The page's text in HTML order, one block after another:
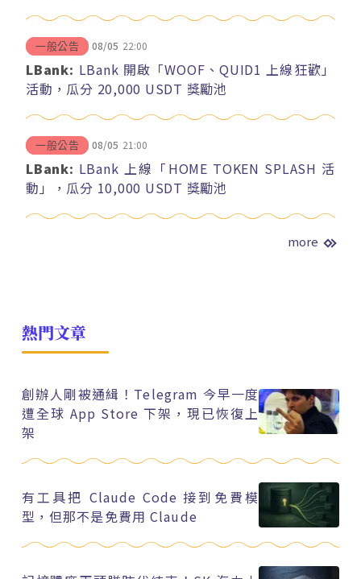
一般公告 08/05 22:00
LBank: LBank 開啟「WOOF、QUID1 上線狂歡」
活動，瓜分 20,000 USDT 獎勵池
一般公告 08/05 21:00
LBank: LBank 上線「HOME TOKEN SPLASH 活
動」，瓜分 10,000 USDT 獎勵池
more
熱門文章
創辦人剛被通緝！Telegram 今早一度
遭全球 App Store 下架，現已恢復上
架
有工具把 Claude Code 接到免費模
型，但那不是免費用 Claude